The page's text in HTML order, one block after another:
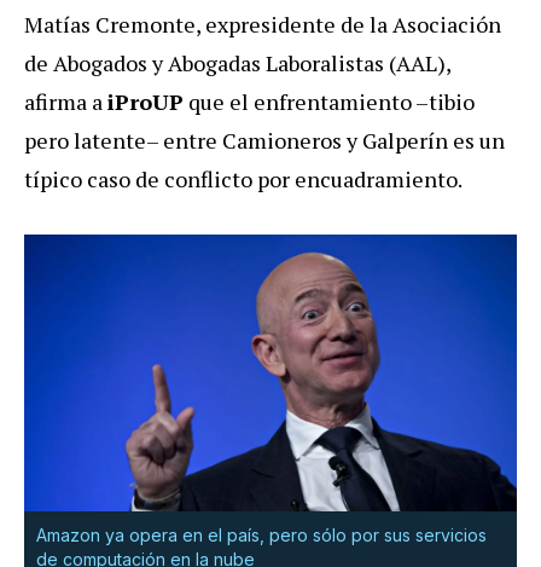
Matías Cremonte, expresidente de la Asociación
de Abogados y Abogadas Laboralistas (AAL),
afirma aiProUP que el enfrentamiento –tibio
pero latente– entre Camioneros y Galperín es un
típico caso de conflicto por encuadramiento.
Amazon ya opera en el país, pero sólo por sus servicios
de computación en la nube